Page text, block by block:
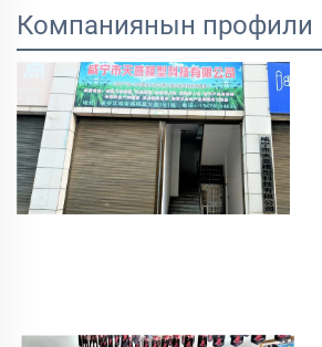
Компаниянын профили